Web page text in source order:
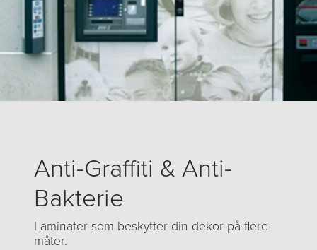
Anti-Graffiti & Anti-
Bakterie
Laminater som beskytter din dekor på flere
måter.